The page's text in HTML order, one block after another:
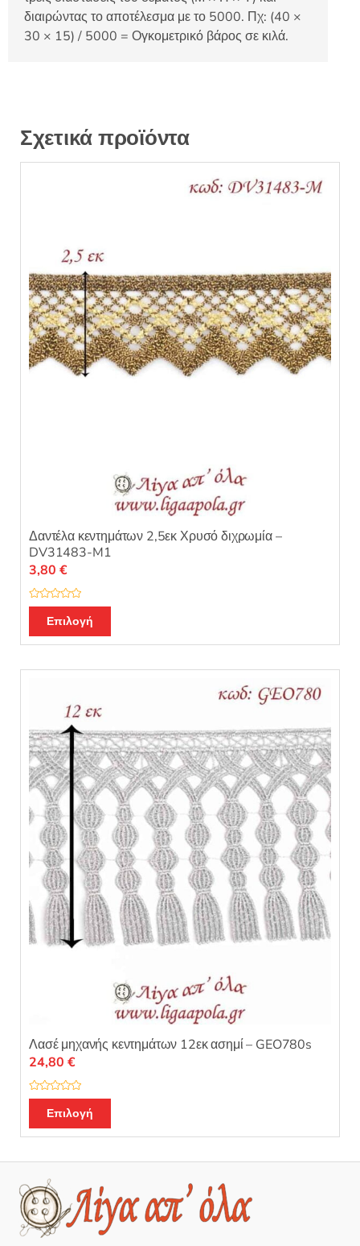
διαιρώντας το αποτέλεσμα με το 5000. Πχ: (40 ×
30 × 15) / 5000 = Ογκομετρικό βάρος σε κιλά.
Σχετικά προϊόντα
Δαντέλα κεντημάτων 2,5εκ Χρυσό διχρωμία –
DV31483-M1
Β
μ
ο
μ
ε
0
α
π
ό
5
3,80 €
Επιλογή
Λασέ μηχανής κεντημάτων 12εκ ασημί – GEO780s
Β
μ
ο
θ
η
κ
ε
μ
24,80 €
Επιλογή